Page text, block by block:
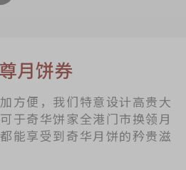
月饼券
方便，我们特意设计高贵大
于奇华饼家全港门市换领月
能享受到奇华月饼的矜贵滋